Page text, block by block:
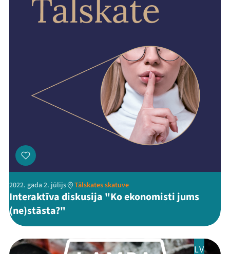
Kontakti
Youtube
X Instagram
Flick
2022. gada 2. jūlijs Tālskates skatuve
Interaktīva diskusija "Ko ekonomisti jums
(ne)stāsta?"
LV